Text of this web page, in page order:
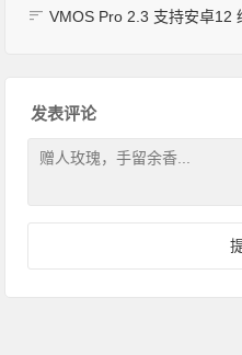
VMOS Pro 2.3 支持安卓12
发表评论